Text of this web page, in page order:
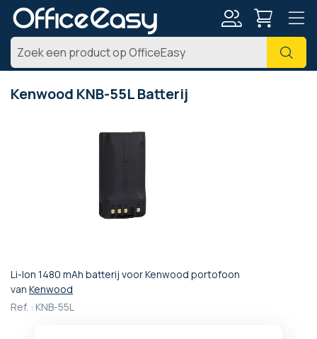
Zoek
Kenwood KNB-55L Batterij
Li-Ion 1480 mAh batterij voor Kenwood portofoon
van Kenwood
Ref. : KNB-55L
Ga
naar
het